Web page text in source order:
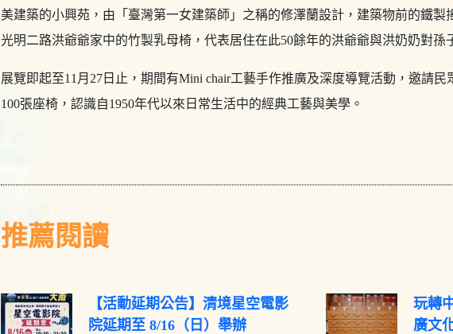
美建築的小興苑，由「臺灣第一女建築師」之稱的修澤蘭設計，建築物前的鐵製
光明二路洪爺爺家中的竹製乳母椅，代表居住在此50餘年的洪爺爺與洪奶奶對孫
展覽即起至11月27日止，期間有Mini chair工藝手作推廣及深度導覽活動，邀請
100張座椅，認識自1950年代以來日常生活中的經典工藝與美學。
推薦閱讀
【活動延期公告】清境星空電影
院延期至 8/16（日）舉辦
玩轉
廣文